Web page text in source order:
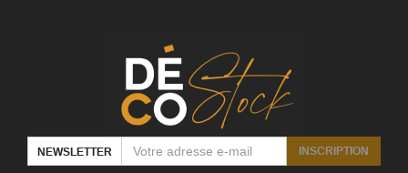
NEWSLETTER INSCRIPTION